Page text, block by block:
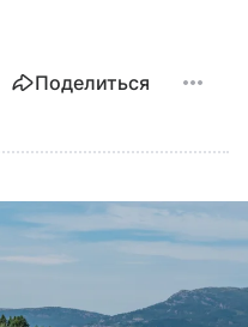
Поделиться